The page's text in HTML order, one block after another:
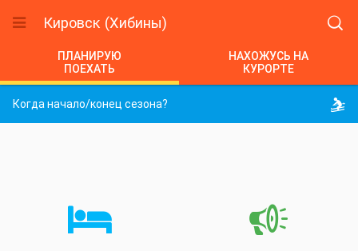
 Кировск (Хибины) 
ПЛАНИРУЮ
ПОЕХАТЬ
НАХОЖУСЬ НА
КУРОРТЕ
Когда начало/конец сезона? 
 